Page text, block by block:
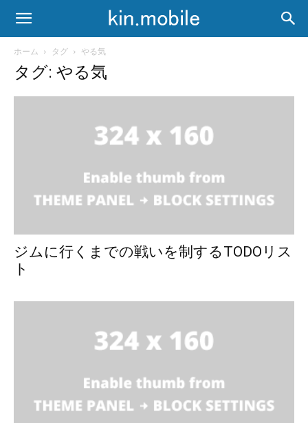
ホーム タグ やる気
タグ: やる気
ジムに行くまでの戦いを制するTODOリス
ト